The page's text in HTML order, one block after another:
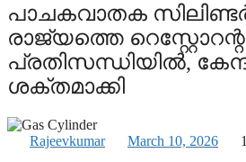
പാചകവാതക സിലിണ്ടര്‍
രാജ്യത്തെ
പ്രതിസന്ധിയില്‍,
ശക്തമാക്കി
Rajeevkumar March 10, 2026